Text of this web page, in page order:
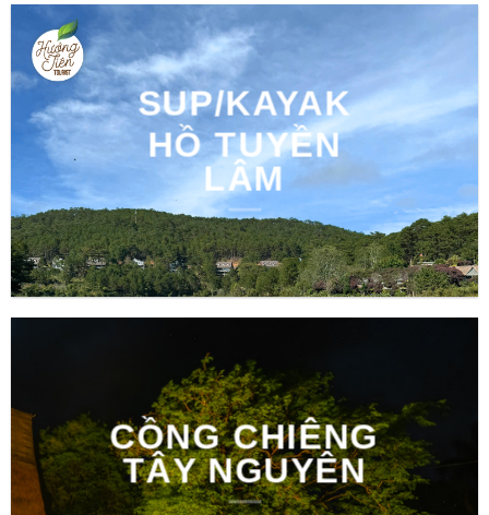
SUP/KAYAK
HỒ TUYỀN
LÂM
CỒNG CHIÊNG
TÂY NGUYÊN